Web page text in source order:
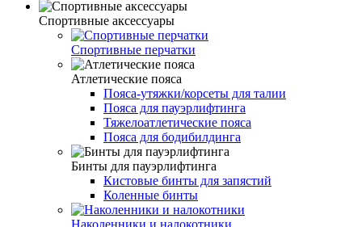
Спортивные аксессуары
Спортивные перчатки
Атлетические пояса
Пояса-утяжки/корсеты для талии
Пояса для пауэрлифтинга
Тяжелоатлетические пояса
Пояса для бодибилдинга
Бинты для пауэрлифтинга
Кистовые бинты для запястий
Коленные бинты